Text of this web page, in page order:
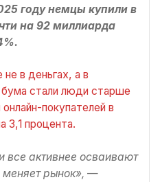
году немцы купили в
на 92 миллиарда
в деньгах, а в
стали люди старше
покупателей в
3,1 процента.
все активнее осваивают
рынок», —